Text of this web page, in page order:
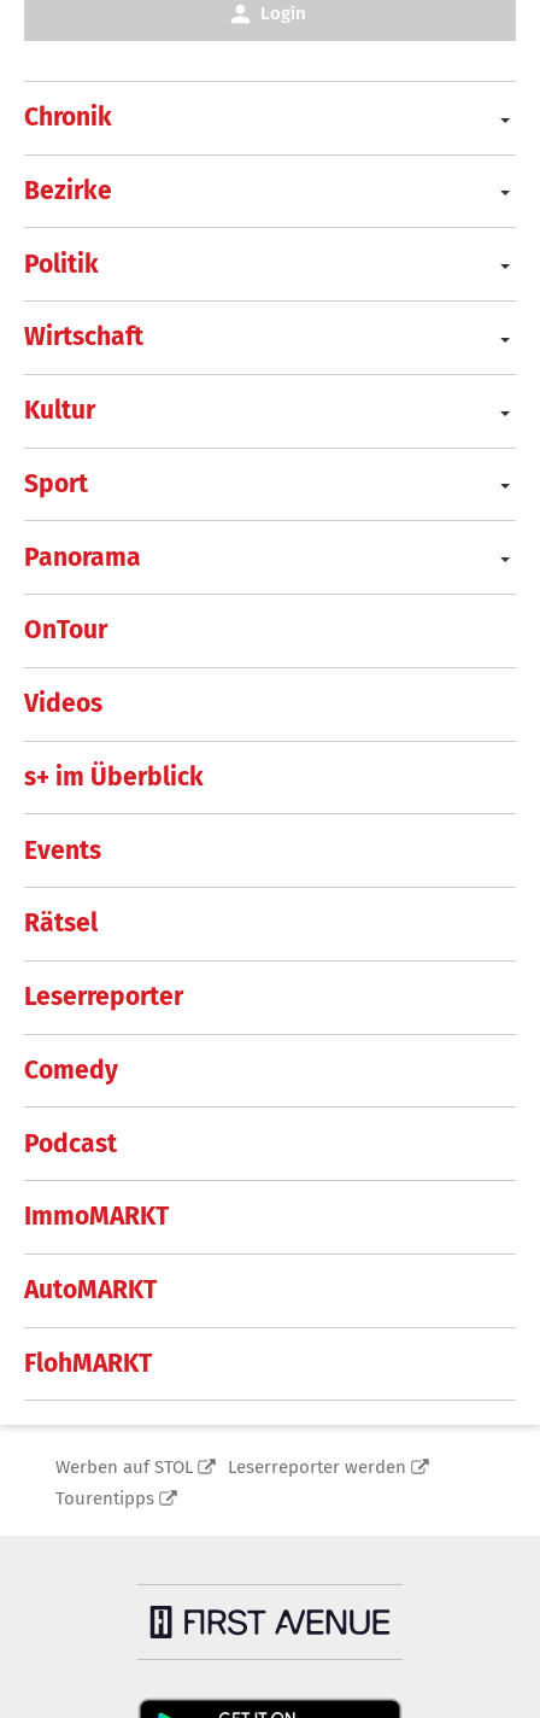
Chronik
Bezirke
Politik
Wirtschaft
Kultur
Sport
Panorama
OnTour
Videos
s+ im Überblick
Events
Rätsel
Leserreporter
Comedy
Podcast
ImmoMARKT
AutoMARKT
FlohMARKT
Login
Werben auf STOL
Leserreporter werden
Tourentipps